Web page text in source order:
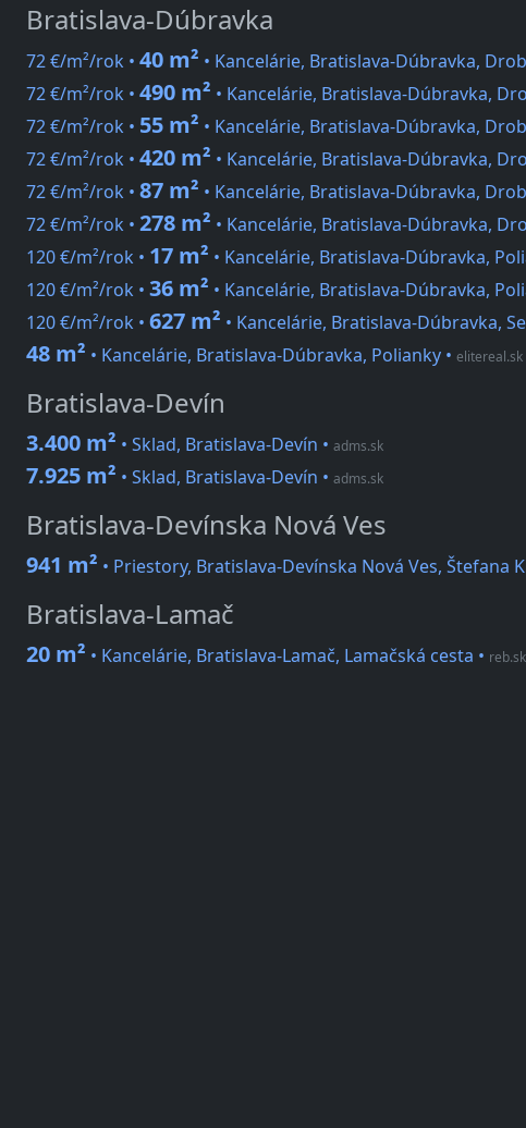
Bratislava-Dúbravka
72 €/m²/rok • 40 m² • Kancelárie, Bratislava-Dúbravka,
72 €/m²/rok • 490 m² • Kancelárie, Bratislava-Dúbravka,
72 €/m²/rok • 55 m² • Kancelárie, Bratislava-Dúbravka,
72 €/m²/rok • 420 m² • Kancelárie, Bratislava-Dúbravka,
72 €/m²/rok • 87 m² • Kancelárie, Bratislava-Dúbravka,
72 €/m²/rok • 278 m² • Kancelárie, Bratislava-Dúbravka,
120 €/m²/rok • 17 m² • Kancelárie, Bratislava-Dúbravka,
120 €/m²/rok • 36 m² • Kancelárie, Bratislava-Dúbravka,
120 €/m²/rok • 627 m² • Kancelárie, Bratislava-Dúbravka,
48 m² • Kancelárie, Bratislava-Dúbravka, Polianky • elitereal.sk
Bratislava-Devín
3.400 m² • Sklad, Bratislava-Devín • adms.sk
7.925 m² • Sklad, Bratislava-Devín • adms.sk
Bratislava-Devínska Nová Ves
941 m² • Priestory, Bratislava-Devínska Nová Ves, Štefana
Bratislava-Lamač
20 m² • Kancelárie, Bratislava-Lamač, Lamačská cesta • reb.sk